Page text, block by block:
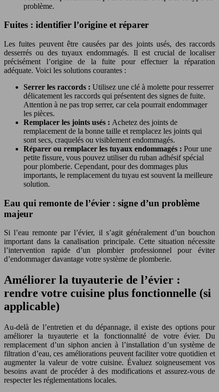
problème.
Fuites : identifier l’origine et réparer
Les fuites peuvent être causées par des joints usés, des raccords
desserrés ou des tuyaux endommagés. Il est crucial de localiser
précisément l’origine de la fuite pour effectuer la réparation
adéquate. Voici les solutions courantes :
Serrer les raccords : Utilisez une clé à molette pour resserrer
délicatement les raccords qui présentent des signes de fuite.
Attention à ne pas trop serrer, car cela pourrait endommager
les pièces.
Remplacer les joints usés : Achetez des joints de
remplacement de la bonne taille et remplacez les joints qui
sont secs, craquelés ou visiblement endommagés.
Réparer ou remplacer les tuyaux endommagés : Pour une
petite fissure, vous pouvez utiliser du ruban adhésif spécial
pour plomberie. Cependant, pour des dommages plus
importants, le remplacement du tuyau est souvent la meilleure
solution.
Eau qui remonte de l’évier : signe d’un problème
majeur
Si l’eau remonte par l’évier, il s’agit généralement d’un bouchon
important dans la canalisation principale. Cette situation nécessite
l’intervention rapide d’un plombier professionnel pour éviter
d’endommager davantage votre système de plomberie.
Améliorer la tuyauterie de l’évier :
rendre votre cuisine plus fonctionnelle (si
applicable)
Au-delà de l’entretien et du dépannage, il existe des options pour
améliorer la tuyauterie et la fonctionnalité de votre évier. Du
remplacement d’un siphon ancien à l’installation d’un système de
filtration d’eau, ces améliorations peuvent faciliter votre quotidien et
augmenter la valeur de votre cuisine. Évaluez soigneusement vos
besoins avant de procéder à des modifications et assurez-vous de
respecter les réglementations locales.